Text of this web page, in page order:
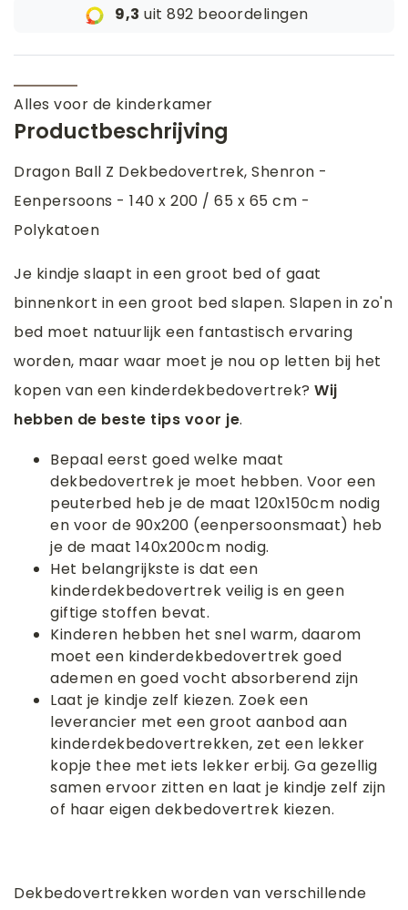
9,3 uit 892 beoordelingen
Alles voor de kinderkamer
Productbeschrijving
Dragon Ball Z Dekbedovertrek, Shenron -
Eenpersoons - 140 x 200 / 65 x 65 cm -
Polykatoen
Je kindje slaapt in een groot bed of gaat
binnenkort in een groot bed slapen. Slapen in zo'n
bed moet natuurlijk een fantastisch ervaring
worden, maar waar moet je nou op letten bij het
kopen van een kinderdekbedovertrek? Wij
hebben de beste tips voor je.
Bepaal eerst goed welke maat
dekbedovertrek je moet hebben. Voor een
peuterbed heb je de maat 120x150cm nodig
en voor de 90x200 (eenpersoonsmaat) heb
je de maat 140x200cm nodig.
Het belangrijkste is dat een
kinderdekbedovertrek veilig is en geen
giftige stoffen bevat.
Kinderen hebben het snel warm, daarom
moet een kinderdekbedovertrek goed
ademen en goed vocht absorberend zijn
Laat je kindje zelf kiezen. Zoek een
leverancier met een groot aanbod aan
kinderdekbedovertrekken, zet een lekker
kopje thee met iets lekker erbij. Ga gezellig
samen ervoor zitten en laat je kindje zelf zijn
of haar eigen dekbedovertrek kiezen.
Dekbedovertrekken worden van verschillende